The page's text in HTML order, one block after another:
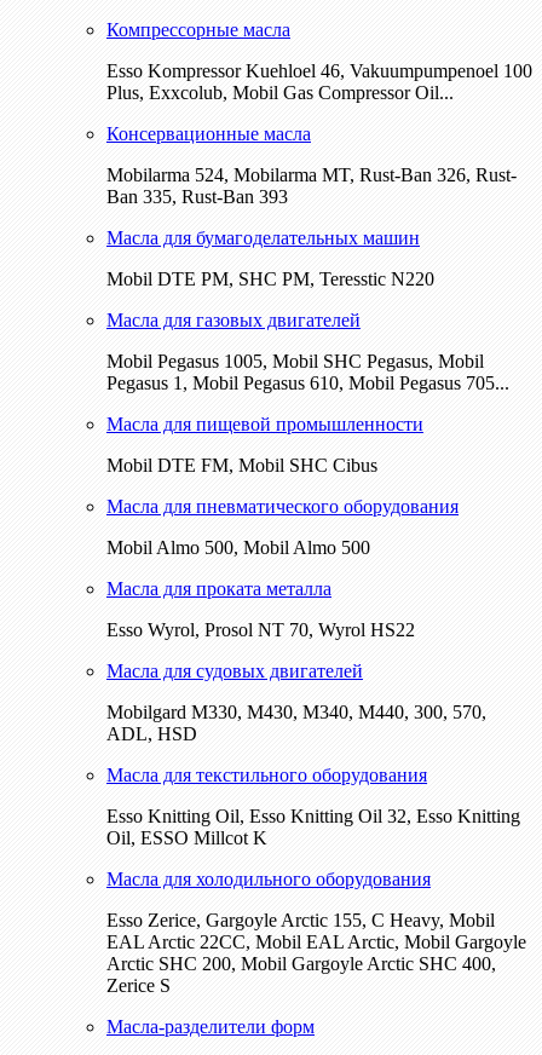
Компрессорные масла
Esso Kompressor Kuehloel 46, Vakuumpumpenoel 100
Plus, Exxcolub, Mobil Gas Compressor Oil...
Консервационные масла
Mobilarma 524, Mobilarma MT, Rust-Ban 326, Rust-
Ban 335, Rust-Ban 393
Масла для бумагоделательных машин
Mobil DTE РМ, SHC PM, Teresstic N220
Масла для газовых двигателей
Mobil Pegasus 1005, Mobil SHC Pegasus, Mobil
Pegasus 1, Mobil Pegasus 610, Mobil Pegasus 705...
Масла для пищевой промышленности
Mobil DTE FM, Mobil SHC Cibus
Масла для пневматического оборудования
Mobil Almo 500, Mobil Almo 500
Масла для проката металла
Esso Wyrol, Prosol NT 70, Wyrol HS22
Масла для судовых двигателей
Mobilgard M330, M430, M340, M440, 300, 570,
ADL, HSD
Масла для текстильного оборудования
Esso Knitting Oil, Esso Knitting Oil 32, Esso Knitting
Oil, ESSO Millcot K
Масла для холодильного оборудования
Esso Zerice, Gargoyle Arctic 155, С Heavy, Mobil
EAL Arctic 22CC, Mobil EAL Arctic, Mobil Gargoyle
Arctic SHC 200, Mobil Gargoyle Arctic SHC 400,
Zerice S
Масла-разделители форм